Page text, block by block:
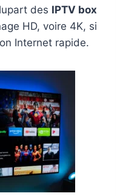
des IPTV box
HD, voire 4K, si
Internet rapide.